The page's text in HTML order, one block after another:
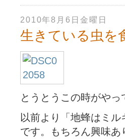
2010年8月6日金曜日
生きている虫を
とうとうこの時がやっ
以前より「地蜂は ミ
です。もちろん興味あ